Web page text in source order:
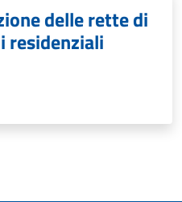
delle rette di
residenziali